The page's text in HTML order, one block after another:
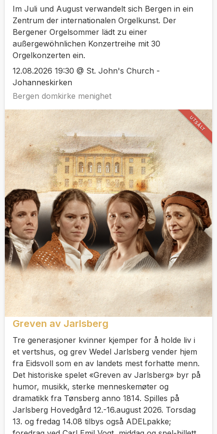
Im Juli und August verwandelt sich Bergen in ein
Zentrum der internationalen Orgelkunst. Der
Bergener Orgelsommer lädt zu einer
außergewöhnlichen Konzertreihe mit 30
Orgelkonzerten ein.
12.08.2026 19:30 @ St. John's Church -
Johanneskirken
Bergen domkirke menighet
Greven av Jarlsberg
Tre generasjoner kvinner kjemper for å holde liv i
et vertshus, og grev Wedel Jarlsberg vender hjem
fra Eidsvoll som en av landets mest forhatte menn.
Det historiske spelet «Greven av Jarlsberg» byr på
humor, musikk, sterke menneskemøter og
dramatikk fra Tønsberg anno 1814. Spilles på
Jarlsberg Hovedgård 12.-16.august 2026. Torsdag
13. og fredag 14.08 tilbys også ADELpakke;
UTSÅLT